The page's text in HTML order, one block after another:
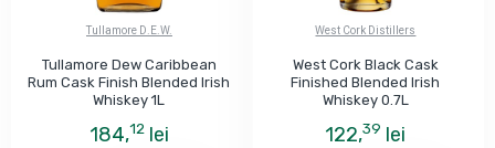
Tullamore D.E.W.
Tullamore Dew Caribbean
Rum Cask Finish Blended Irish
Whiskey 1L
184,12lei
West Cork Distillers
West Cork Black Cask
Finished Blended Irish
Whiskey 0.7L
122,39 lei